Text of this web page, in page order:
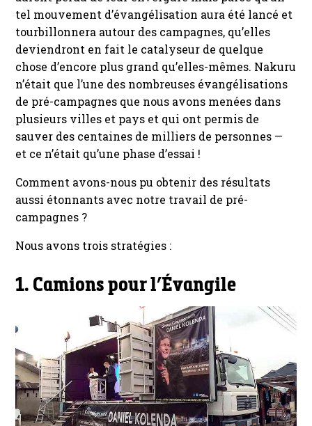
tel mouvement d’évangélisation aura été lancé et
tourbillonnera autour des campagnes, qu’elles
deviendront en fait le catalyseur de quelque
chose d’encore plus grand qu’elles-mêmes. Nakuru
n’était que l’une des nombreuses évangélisations
de pré-campagnes que nous avons menées dans
plusieurs villes et pays et qui ont permis de
sauver des centaines de milliers de personnes —
et ce n’était qu’une phase d’essai !
Comment avons-nous pu obtenir des résultats
aussi étonnants avec notre travail de pré-
campagnes ?
Nous avons trois stratégies :
1. Camions pour l’Évangile